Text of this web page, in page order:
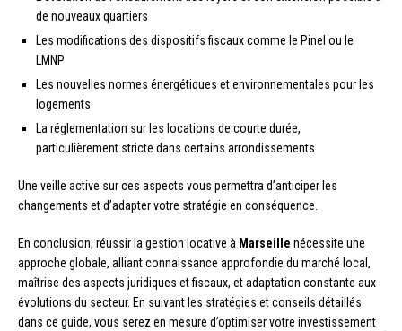
de nouveaux quartiers
Les modifications des dispositifs fiscaux comme le Pinel ou le
LMNP
Les nouvelles normes énergétiques et environnementales pour les
logements
La réglementation sur les locations de courte durée,
particulièrement stricte dans certains arrondissements
Une veille active sur ces aspects vous permettra d’anticiper les
changements et d’adapter votre stratégie en conséquence.
En conclusion, réussir la gestion locative à Marseille nécessite une
approche globale, alliant connaissance approfondie du marché local,
maîtrise des aspects juridiques et fiscaux, et adaptation constante aux
évolutions du secteur. En suivant les stratégies et conseils détaillés
dans ce guide, vous serez en mesure d’optimiser votre investissement